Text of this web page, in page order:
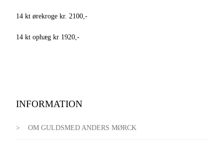
14 kt ørekroge kr. 2100,-
14 kt ophæg kr 1920,-
INFORMATION
OM GULDSMED ANDERS MØRCK